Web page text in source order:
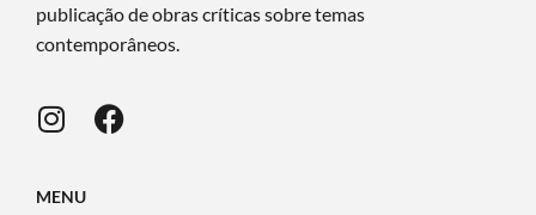
publicação de obras críticas sobre temas
contemporâneos.
MENU